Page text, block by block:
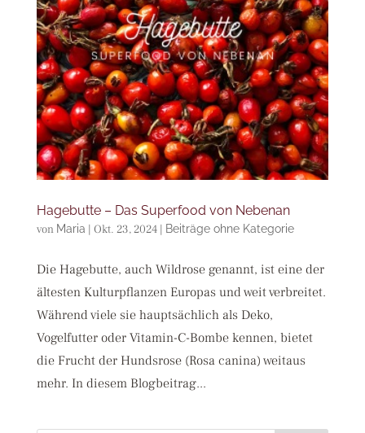
Hagebutte – Das Superfood von Nebenan
von Maria Okt. 23, 2024| Beiträge ohne Kategorie
Die Hagebutte, auch Wildrose genannt, ist eine der
ältesten Kulturpflanzen Europas und weit verbreitet.
Während viele sie hauptsächlich als Deko,
Vogelfutter oder Vitamin-C-Bombe kennen, bietet
die Frucht der Hundsrose (Rosa canina) weitaus
mehr. In diesem Blogbeitrag...